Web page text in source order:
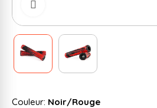
Couleur: Noir/Rouge